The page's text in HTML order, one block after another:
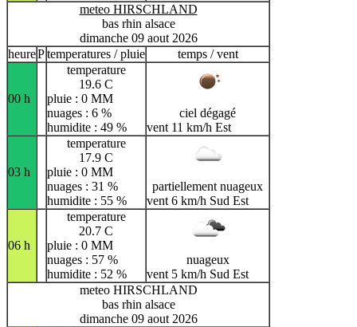
meteo HIRSCHLAND
bas rhin alsace
dimanche 09 aout 2026
heurePtemperatures / pluie temps / vent
00 h
temperature
19.6 C
pluie : 0 MM
nuages : 6 %
humidite : 49 %
ciel dégagé
vent 11 km/h Est
03 h
temperature
17.9 C
pluie : 0 MM
nuages : 31 %
humidite : 55 %
partiellement nuageux
vent 6 km/h Sud Est
06 h
temperature
20.7 C
pluie : 0 MM
nuages : 57 %
humidite : 52 %
nuageux
vent 5 km/h Sud Est
meteo HIRSCHLAND
bas rhin alsace
dimanche 09 aout 2026